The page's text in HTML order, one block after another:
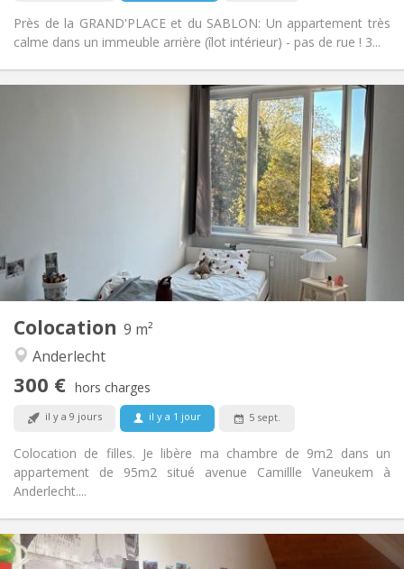
Près de la GRAND'PLACE et du SABLON: Un appartement très
calme dans un immeuble arrière (îlot intérieur) - pas de rue ! 3...
Colocation 9 m²
Anderlecht
300 € hors charges
il y a 9 jours il y a 1 jour 5 sept.
Colocation de filles. Je libère ma chambre de 9m2 dans un
appartement de 95m2 situé avenue Camillle Vaneukem à
Anderlecht....
Infos Pratiques
Loyer:
300 €
Charges:
115 €
Durée:
12 mois
Domiciliation:
Acceptée
Aménagement
Salle de bain:
Commune
Commune
Superficie:
9 m
Pièces privées:
1
Infos Pratiques